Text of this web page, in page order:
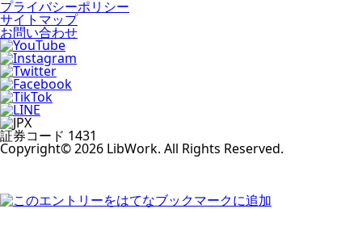
プライバシーポリシー
サイトマップ
お問い合わせ
証券コード 1431
Copyright© 2026 LibWork. All Rights Reserved.